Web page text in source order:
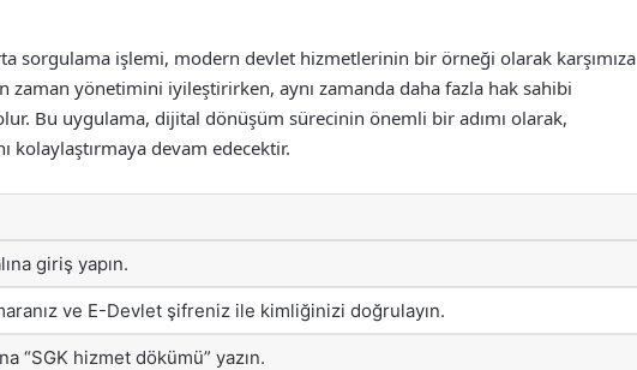
sorgulama işlemi, modern devlet hizmetlerinin bir örneği olarak karşımıza
zaman yönetimini iyileştirirken, aynı zamanda daha fazla hak sahibi
Bu uygulama, dijital dönüşüm sürecinin önemli bir adımı olarak,
kolaylaştırmaya devam edecektir.
giriş yapın.
ve E-Devlet şifreniz ile kimliğinizi doğrulayın.
“SGK hizmet dökümü” yazın.